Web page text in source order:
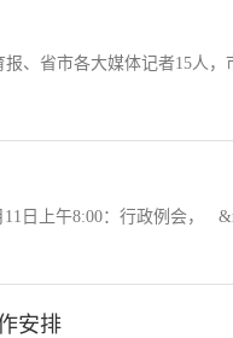
、省市各大媒体记者15人
日上午8:00：行政例会，
安排